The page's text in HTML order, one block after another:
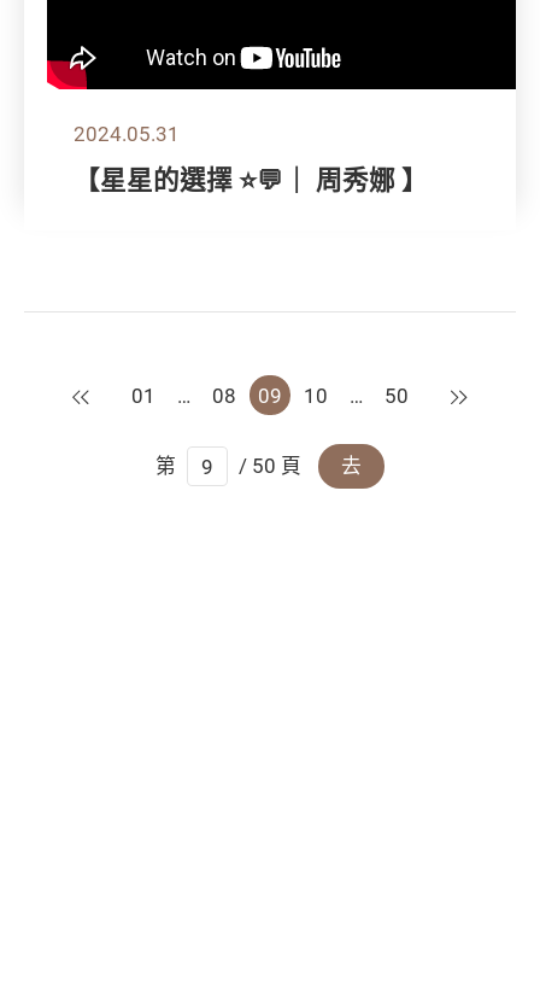
2024.05.31
【星星的選擇 ⭐💬｜ 周秀娜 】
上一頁
01 … 08 09 10 … 50 下一頁
第 / 50 頁 去